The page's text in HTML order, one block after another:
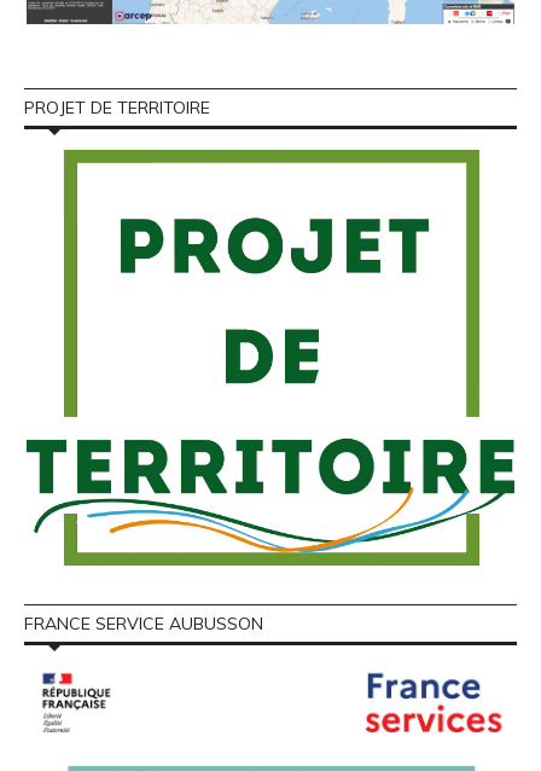
PROJET DE TERRITOIRE
FRANCE SERVICE AUBUSSON